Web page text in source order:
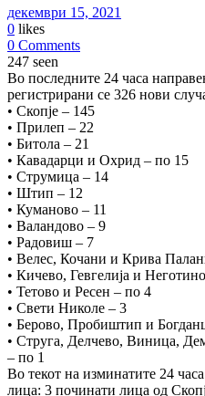
декември 15, 2021
0 likes
0 Comments
247 seen
Во последните 24 часа
регистрирани се 326 нови
• Скопје – 145
• Прилеп – 22
• Битола – 21
• Кавадарци и Охрид – по 15
• Струмица – 14
• Штип – 12
• Куманово – 11
• Валандово – 9
• Радовиш – 7
• Велес, Кочани и Крива
• Кичево, Гевгелија и
• Тетово и Ресен – по 4
• Свети Николе – 3
• Берово, Пробиштип и
• Струга, Делчево, Виница,
– по 1
Во текот на изминатите 24
лица: 3 починати лица од